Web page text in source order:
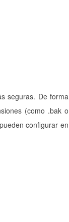
seguras. De forma
(como .bak o
configurar en